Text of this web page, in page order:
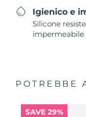
Igienico e
Silicone
impermeabile
POTREBBE
SAVE 29%